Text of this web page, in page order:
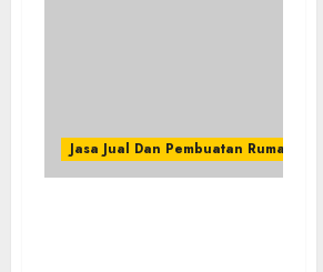
Jasa Jual Dan Pembuatan Rumah Kayu